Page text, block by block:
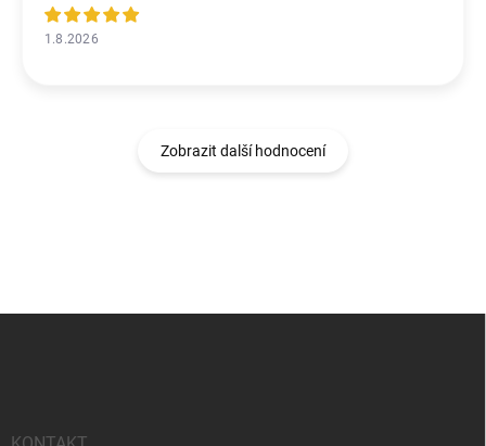
1.8.2026
Zobrazit další hodnocení